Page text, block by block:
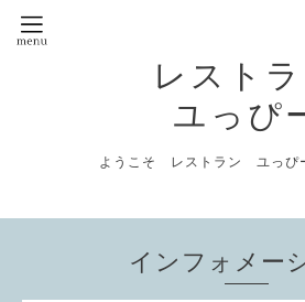
レスト
ユっぴ
ようこそ レストラン ユっぴ
インフォメー